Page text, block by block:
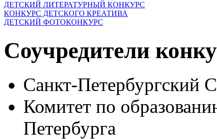
ДЕТСКИЙ ЛИТЕРАТУРНЫЙ КОНКУРС
КОНКУРС ДЕТСКОГО КРЕАТИВА
ДЕТСКИЙ ФОТОКОНКУРС
Соучредители
Санкт-Петербургский
Комитет по
Петербурга